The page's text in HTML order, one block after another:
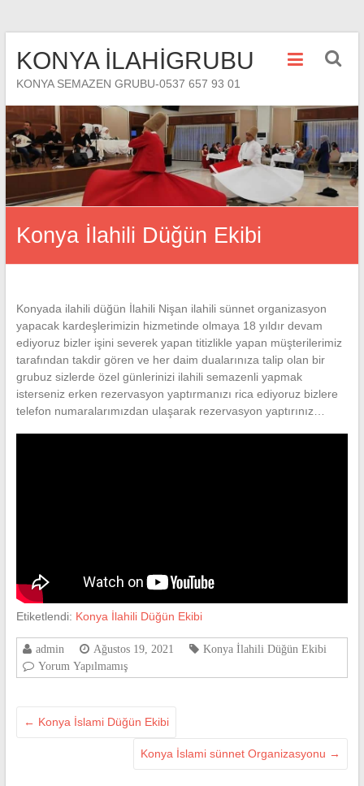
KONYA İLAHİGRUBU
KONYA SEMAZEN GRUBU-0537 657 93 01
Konya İlahili Düğün Ekibi
Konyada ilahili düğün İlahili Nişan ilahili sünnet organizasyon
yapacak kardeşlerimizin hizmetinde olmaya 18 yıldır devam
ediyoruz bizler işini severek yapan titizlikle yapan müşterilerimiz
tarafından takdir gören ve her daim dualarınıza talip olan bir
grubuz sizlerde özel günlerinizi ilahili semazenli yapmak
isterseniz erken rezervasyon yaptırmanızı rica ediyoruz bizlere
telefon numaralarımızdan ulaşarak rezervasyon yaptırınız…
Etiketlendi: Konya İlahili Düğün Ekibi
admin Ağustos 19, 2021
Konya İlahili Düğün Ekibi
Yorum Yapılmamış
← Konya İslami Düğün Ekibi
Konya İslami sünnet Organizasyonu →